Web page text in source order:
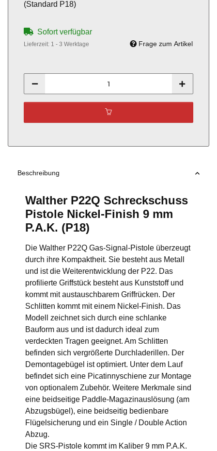
(Standard P18)
Sofort verfügbar
Lieferzeit: 1 - 3 Werktage Frage zum Artikel
Beschreibung
Walther P22Q Schreckschuss
Pistole Nickel-Finish 9 mm
P.A.K. (P18)
Die Walther P22Q Gas-Signal-Pistole überzeugt
durch ihre Kompaktheit. Sie besteht aus Metall
und ist die Weiterentwicklung der P22. Das
profilierte Griffstück besteht aus Kunststoff und
kommt mit austauschbarem Griffrücken. Der
Schlitten kommt mit einem Nickel-Finish. Das
Modell zeichnet sich durch eine schlanke
Bauform aus und ist dadurch ideal zum
verdeckten Tragen geeignet. Am Schlitten
befinden sich vergrößerte Durchladerillen. Der
Demontagebügel ist optimiert. Unter dem Lauf
befindet sich eine Picatinnyschiene zur Montage
von optionalem Zubehör. Weitere Merkmale sind
eine beidseitige Paddle-Magazinauslösung (am
Abzugsbügel), eine beidseitig bedienbare
Flügelsicherung und ein Single / Double Action
Abzug.
Die SRS-Pistole kommt im Kaliber 9 mm P.A.K.